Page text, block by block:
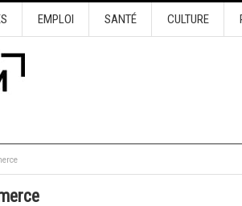
EMPLOI SANTÉ CULTURE